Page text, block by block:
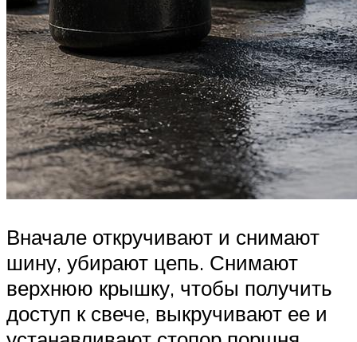
Вначале откручивают и снимают
шину, убирают цепь. Снимают
верхнюю крышку, чтобы получить
доступ к свече, выкручивают ее и